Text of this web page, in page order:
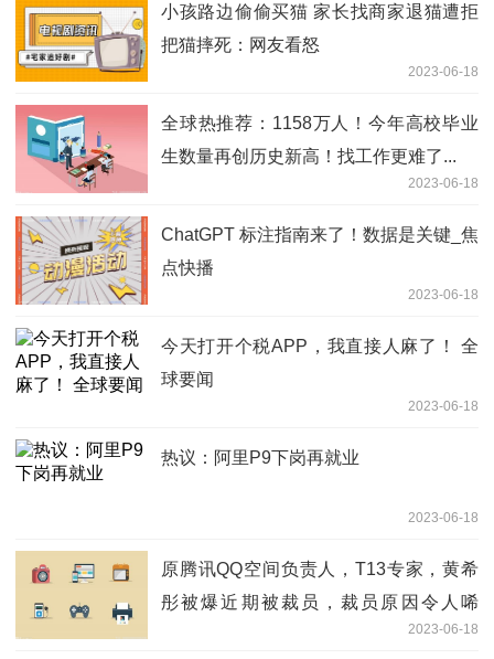
小孩路边偷偷买猫 家长找商家退猫遭拒
把猫摔死：网友看怒
2023-06-18
全球热推荐：1158万人！今年高校毕业
生数量再创历史新高！找工作更难了...
2023-06-18
ChatGPT 标注指南来了！数据是关键_焦
点快播
2023-06-18
今天打开个税APP，我直接人麻了！ 全
球要闻
2023-06-18
热议：阿里P9下岗再就业
2023-06-18
原腾讯QQ空间负责人，T13专家，黄希
彤被爆近期被裁员，裁员原因令人唏
2023-06-18